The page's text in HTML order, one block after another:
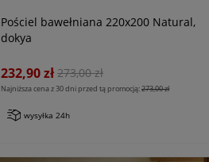
Pościel bawełniana 220x200 Natural,
dokya
232,90 zł 273,00 zł
Najniższa cena z 30 dni przed tą promocją:273,00 zł
wysyłka 24h